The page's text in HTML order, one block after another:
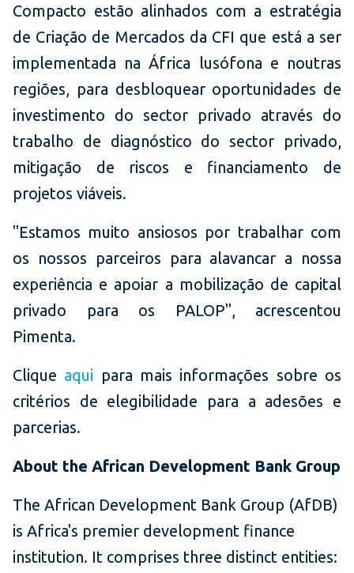
Compacto estão alinhados com a estratégia
de Criação de Mercados da CFI que está a ser
implementada na África lusófona e noutras
regiões, para desbloquear oportunidades de
investimento do sector privado através do
trabalho de diagnóstico do sector privado,
mitigação de riscos e financiamento de
projetos viáveis.
"Estamos muito ansiosos por trabalhar com
os nossos parceiros para alavancar a nossa
experiência e apoiar a mobilização de capital
privado para os PALOP", acrescentou
Pimenta.
Clique aqui para mais informações sobre os
critérios de elegibilidade para a adesões e
parcerias.
About the African Development Bank Group
The African Development Bank Group (AfDB)
is Africa's premier development finance
institution. It comprises three distinct entities: